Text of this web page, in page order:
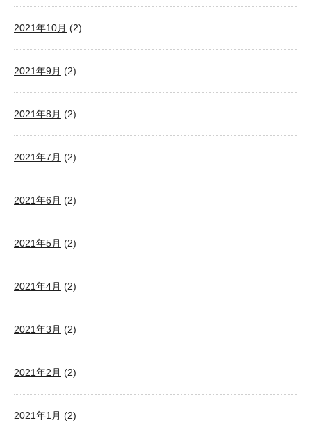
2021年10月 (2)
2021年9月 (2)
2021年8月 (2)
2021年7月 (2)
2021年6月 (2)
2021年5月 (2)
2021年4月 (2)
2021年3月 (2)
2021年2月 (2)
2021年1月 (2)